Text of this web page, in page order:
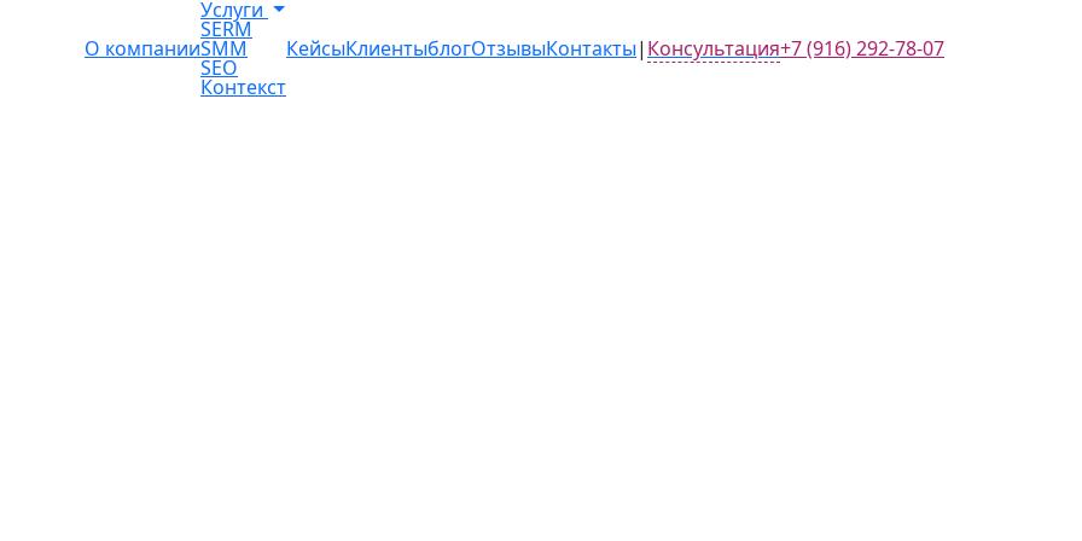
О компании
Услуги
SERM
SMM
SEO
Контекст
КейсыКлиентыблогОтзывыКонтакты| Консультация+7 (916) 292-78-07
бизнес к выходу на зарубежный рынок